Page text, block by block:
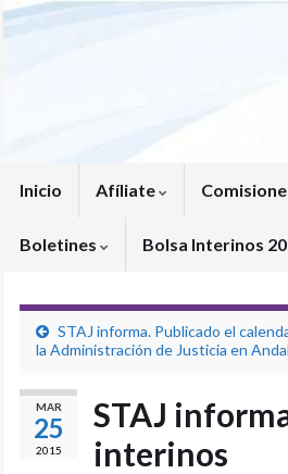
Inicio Afíliate
Boletines Bolsa Interinos
STAJ informa. Publicado el
la Administración de Justicia en
MAR
25
2015
STAJ
interinos